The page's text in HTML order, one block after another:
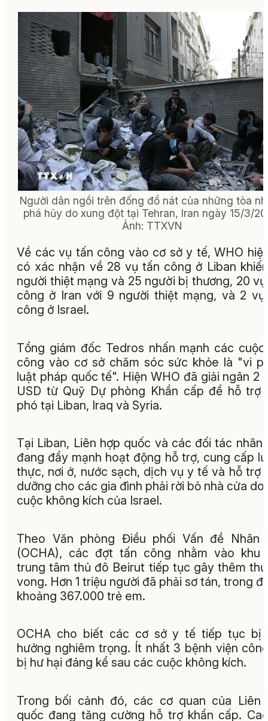
Người dân ngồi trên đống đổ nát của những tòa
phá hủy do xung đột tại Tehran, Iran ngày 15/3/
Ảnh: TTXVN
Về các vụ tấn công vào cơ sở y tế, WHO
có xác nhận về 28 vụ tấn công ở Liban
người thiệt mạng và 25 người bị thương, 20
công ở Iran với 9 người thiệt mạng, và 2
công ở Israel.
Tổng giám đốc Tedros nhấn mạnh các
công vào cơ sở chăm sóc sức khỏe là "vi
luật pháp quốc tế". Hiện WHO đã giải ngân 2
USD từ Quỹ Dự phòng Khẩn cấp để hỗ trợ
phó tại Liban, Iraq và Syria.
Tại Liban, Liên hợp quốc và các đối tác nhân
đang đẩy mạnh hoạt động hỗ trợ, cung cấp
thực, nơi ở, nước sạch, dịch vụ y tế và hỗ trợ
dưỡng cho các gia đình phải rời bỏ nhà cửa do
cuộc không kích của Israel.
Theo Văn phòng Điều phối Vấn đề Nhân
(OCHA), các đợt tấn công nhằm vào khu
trung tâm thủ đô Beirut tiếp tục gây thêm
vong. Hơn 1 triệu người đã phải sơ tán, trong
khoảng 367.000 trẻ em.
OCHA cho biết các cơ sở y tế tiếp tục bị
hưởng nghiêm trọng. Ít nhất 3 bệnh viện
bị hư hại đáng kể sau các cuộc không kích.
Trong bối cảnh đó, các cơ quan của Liên
quốc đang tăng cường hỗ trợ khẩn cấp.